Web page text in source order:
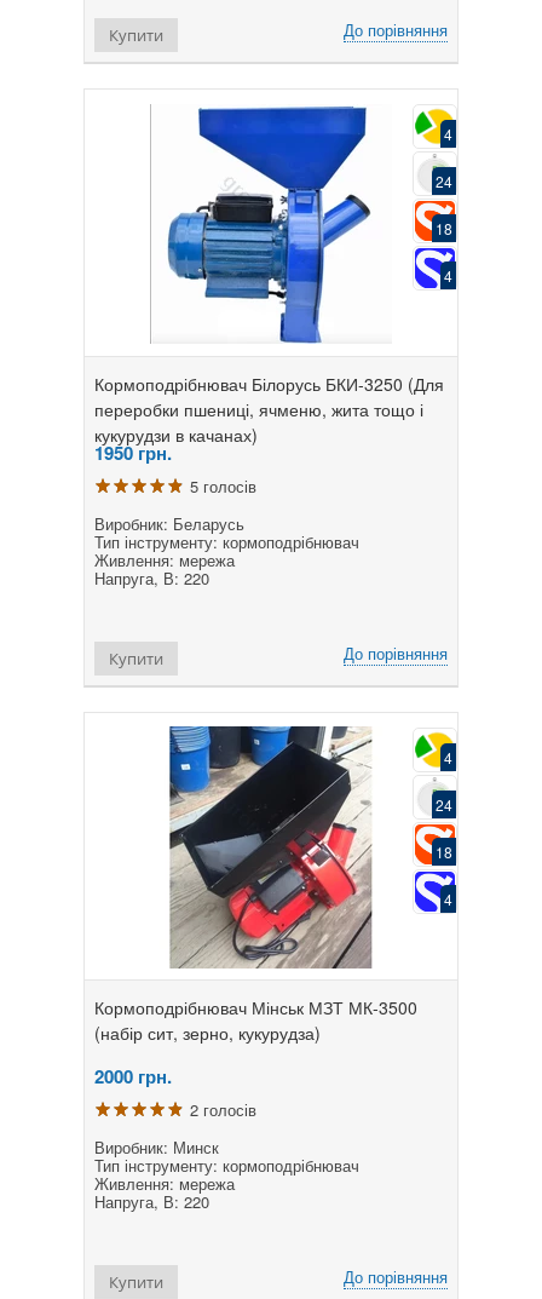
До порівняння
Купити
4
24
18
4
Кормоподрібнювач Білорусь БКИ-3250 (Для
переробки пшениці, ячменю, жита тощо і
кукурудзи в качанах)
1950грн.
5 голосів
Виробник: Беларусь
Тип інструменту: кормоподрібнювач
Живлення: мережа
Напруга, В: 220
До порівняння
Купити
4
24
18
4
Кормоподрібнювач Мінськ МЗТ МК-3500
(набір сит, зерно, кукурудза)
2000 грн.
2 голосів
Виробник: Минск
Тип інструменту: кормоподрібнювач
Живлення: мережа
Напруга, В: 220
До порівняння
Купити